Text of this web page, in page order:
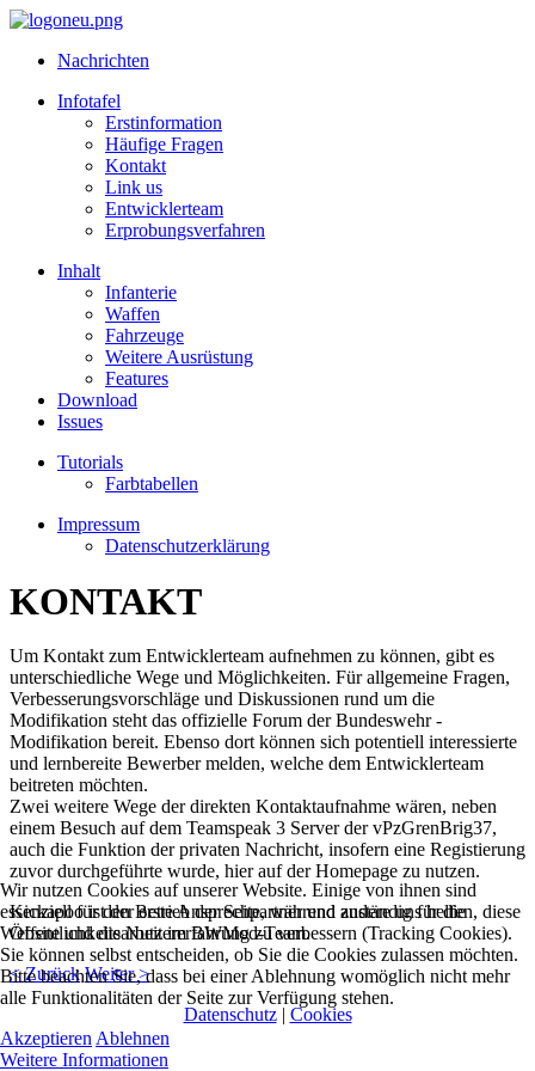
Nachrichten
Infotafel
Erstinformation
Häufige Fragen
Kontakt
Link us
Entwicklerteam
Erprobungsverfahren
Inhalt
Infanterie
Waffen
Fahrzeuge
Weitere Ausrüstung
Features
Download
Issues
Tutorials
Farbtabellen
Impressum
Datenschutzerklärung
KONTAKT
Um Kontakt zum Entwicklerteam aufnehmen zu können, gibt es
unterschiedliche Wege und Möglichkeiten. Für allgemeine Fragen,
Verbesserungsvorschläge und Diskussionen rund um die
Modifikation steht das offizielle Forum der Bundeswehr -
Modifikation bereit. Ebenso dort können sich potentiell interessierte
und lernbereite Bewerber melden, welche dem Entwicklerteam
beitreten möchten.
Zwei weitere Wege der direkten Kontaktaufnahme wären, neben
einem Besuch auf dem Teamspeak 3 Server der vPzGrenBrig37,
auch die Funktion der privaten Nachricht, insofern eine Registierung
zuvor durchgeführte wurde, hier auf der Homepage zu nutzen.
Kickapoo ist der erste Ansprechpartner und zuständig für die
Öffentlichkeitsarbeit im BWMod-Team.
< Zurück Weiter >
Datenschutz| Cookies
Wir nutzen Cookies auf unserer Website. Einige von ihnen sind
essenziell für den Betrieb der Seite, während andere uns helfen, diese
Website und die Nutzererfahrung zu verbessern (Tracking Cookies).
Sie können selbst entscheiden, ob Sie die Cookies zulassen möchten.
Bitte beachten Sie, dass bei einer Ablehnung womöglich nicht mehr
alle Funktionalitäten der Seite zur Verfügung stehen.
Akzeptieren Ablehnen
Weitere Informationen